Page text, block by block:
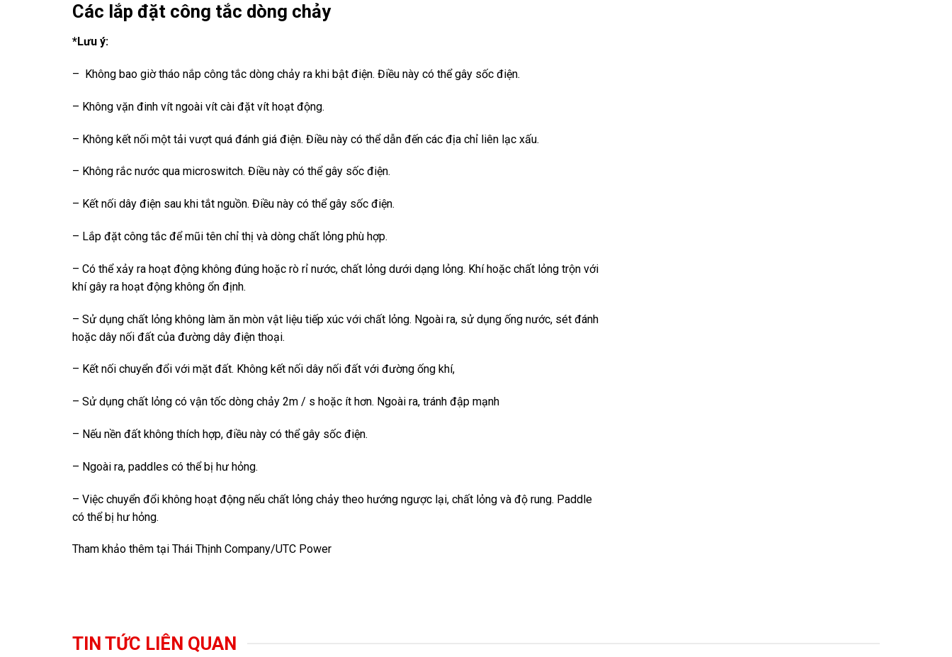
Các lắp đặt công tắc dòng chảy
*Lưu ý:
– Không bao giờ tháo nắp công tắc dòng chảy ra khi bật điện. Điều này có thể gây sốc điện.
– Không vặn đinh vít ngoài vít cài đặt vít hoạt động.
– Không kết nối một tải vượt quá đánh giá điện. Điều này có thể dẫn đến các địa chỉ liên lạc xấu.
– Không rắc nước qua microswitch. Điều này có thể gây sốc điện.
– Kết nối dây điện sau khi tắt nguồn. Điều này có thể gây sốc điện.
– Lắp đặt công tắc để mũi tên chỉ thị và dòng chất lỏng phù hợp.
– Có thể xảy ra hoạt động không đúng hoặc rò rỉ nước, chất lỏng dưới dạng lỏng. Khí hoặc chất lỏng trộn với
khí gây ra hoạt động không ổn định.
– Sử dụng chất lỏng không làm ăn mòn vật liệu tiếp xúc với chất lỏng. Ngoài ra, sử dụng ống nước, sét đánh
hoặc dây nối đất của đường dây điện thoại.
– Kết nối chuyển đổi với mặt đất. Không kết nối dây nối đất với đường ống khí,
– Sử dụng chất lỏng có vận tốc dòng chảy 2m / s hoặc ít hơn. Ngoài ra, tránh đập mạnh
– Nếu nền đất không thích hợp, điều này có thể gây sốc điện.
– Ngoài ra, paddles có thể bị hư hỏng.
– Việc chuyển đổi không hoạt động nếu chất lỏng chảy theo hướng ngược lại, chất lỏng và độ rung. Paddle
có thể bị hư hỏng.
Tham khảo thêm tại Thái Thịnh Company/UTC Power
TIN TỨC LIÊN QUAN